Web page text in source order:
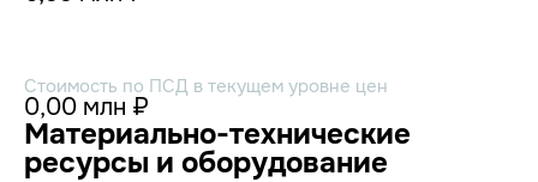
Стоимость по ПСД в текущем уровне цен
0,00 млн ₽
Материально-технические
ресурсы и оборудование